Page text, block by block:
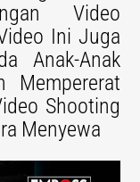
Video
Ini Juga
Anak-Anak
Mempererat
Shooting
Menyewa